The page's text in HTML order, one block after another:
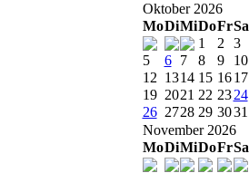
Oktober 2026
MoDiMiDoFrSa
1
2 3
5
6 7 8 9 10
12 1314 15 16 17
19 2021 22 23 24
26 2728 29 3031
November 2026
MoDiMiDoFrSa